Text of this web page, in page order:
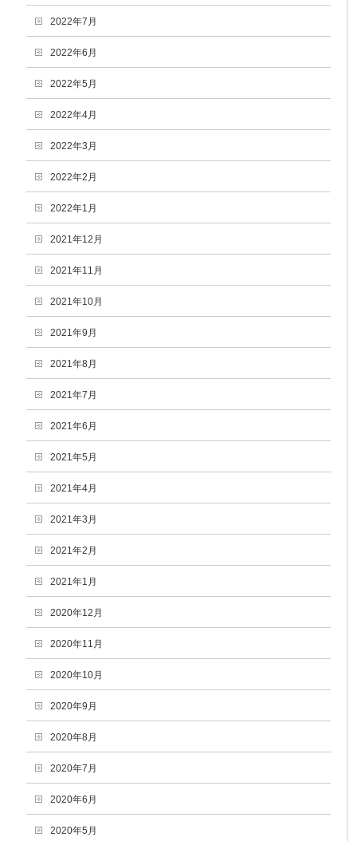
2022年7月
2022年6月
2022年5月
2022年4月
2022年3月
2022年2月
2022年1月
2021年12月
2021年11月
2021年10月
2021年9月
2021年8月
2021年7月
2021年6月
2021年5月
2021年4月
2021年3月
2021年2月
2021年1月
2020年12月
2020年11月
2020年10月
2020年9月
2020年8月
2020年7月
2020年6月
2020年5月